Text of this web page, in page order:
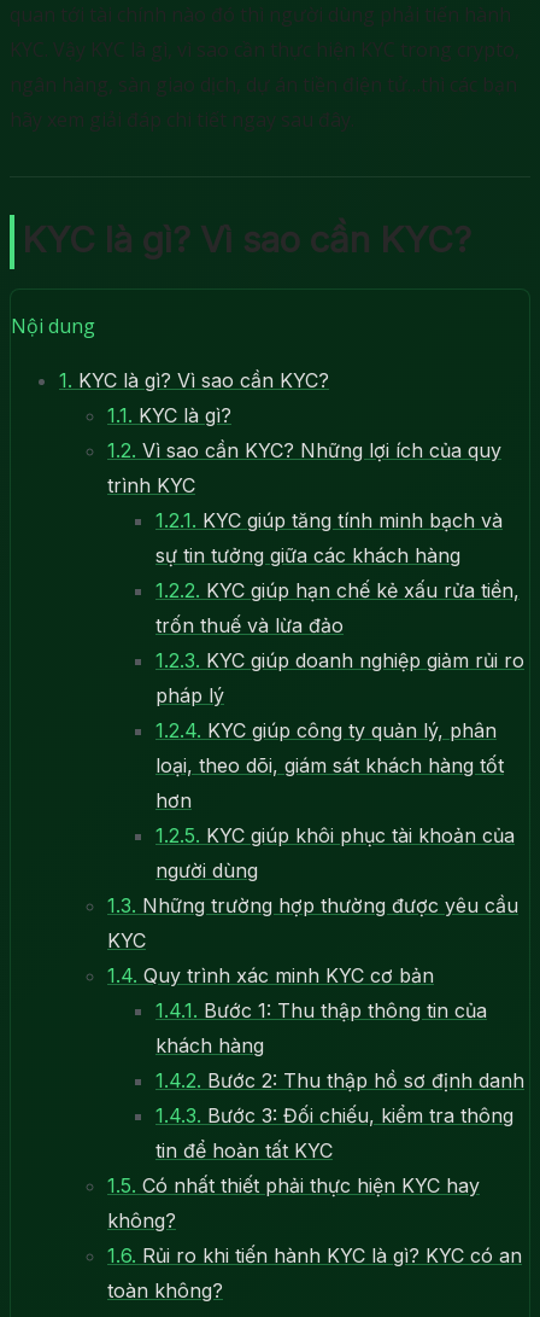
quan tới tài chính nào đó thì người dùng phải tiến hành
KYC. Vậy KYC là gì, vì sao cần thực hiện KYC trong crypto,
ngân hàng, sàn giao dịch, dự án tiền điện tử…thì các bạn
hãy xem giải đáp chi tiết ngay sau đây.
KYC là gì? Vì sao cần KYC?
Nội dung
1. KYC là gì? Vì sao cần KYC?
1.1. KYC là gì?
1.2. Vì sao cần KYC? Những lợi ích của quy
trình KYC
1.2.1. KYC giúp tăng tính minh bạch và
sự tin tưởng giữa các khách hàng
1.2.2. KYC giúp hạn chế kẻ xấu rửa tiền,
trốn thuế và lừa đảo
1.2.3. KYC giúp doanh nghiệp giảm rủi ro
pháp lý
1.2.4. KYC giúp công ty quản lý, phân
loại, theo dõi, giám sát khách hàng tốt
hơn
1.2.5. KYC giúp khôi phục tài khoản của
người dùng
1.3. Những trường hợp thường được yêu cầu
KYC
1.4. Quy trình xác minh KYC cơ bản
1.4.1. Bước 1: Thu thập thông tin của
khách hàng
1.4.2. Bước 2: Thu thập hồ sơ định danh
1.4.3. Bước 3: Đối chiếu, kiểm tra thông
tin để hoàn tất KYC
1.5. Có nhất thiết phải thực hiện KYC hay
không?
1.6. Rủi ro khi tiến hành KYC là gì? KYC có an
toàn không?